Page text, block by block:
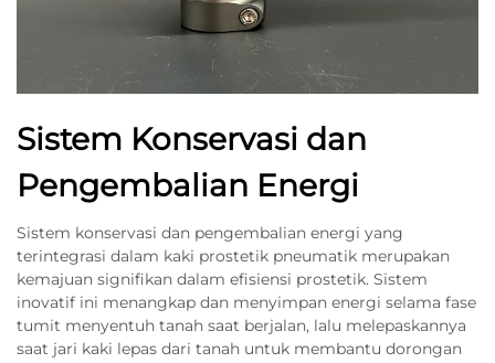
Sistem Konservasi dan
Pengembalian Energi
Sistem konservasi dan pengembalian energi yang
terintegrasi dalam kaki prostetik pneumatik merupakan
kemajuan signifikan dalam efisiensi prostetik. Sistem
inovatif ini menangkap dan menyimpan energi selama fase
tumit menyentuh tanah saat berjalan, lalu melepaskannya
saat jari kaki lepas dari tanah untuk membantu dorongan